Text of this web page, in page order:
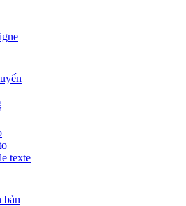
texte
bản